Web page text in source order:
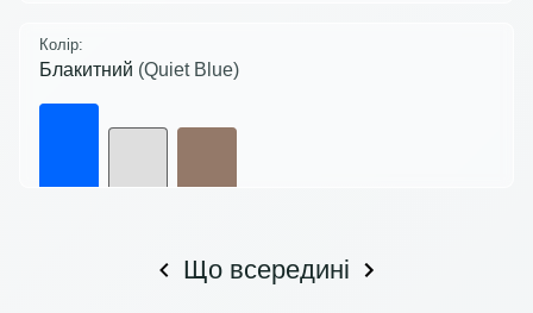
Колір:
Блакитний (Quiet Blue)
Що всередині